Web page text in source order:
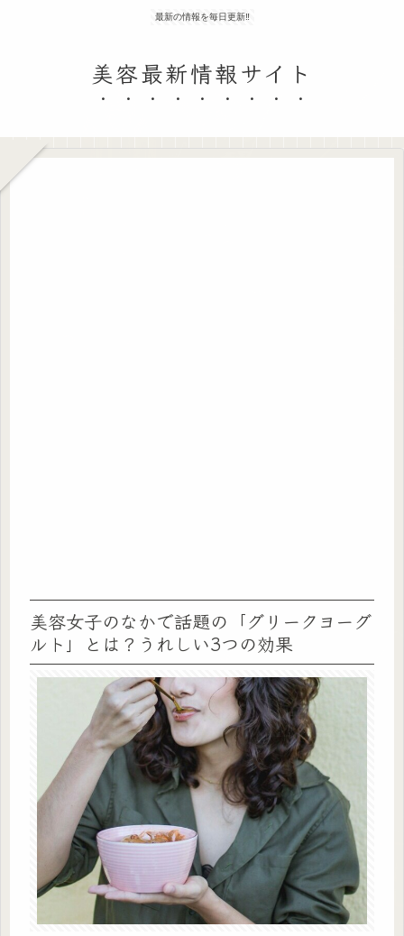
最新の情報を毎日更新‼
美容最新情報サイト
美容女子のなかで話題の「グリークヨーグ
ルト」とは？うれしい3つの効果